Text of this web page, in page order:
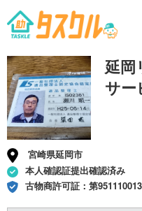
延岡
サー
宮崎県延岡市
本人確認証提出確認済み
古物商許可証： 第